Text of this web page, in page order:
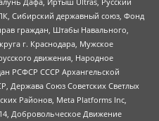
Сибирский державный союз, Фонд
граждан, Штабы Навального,
г. Краснодара, Мужское
движения, Народное
РСФСР СССР Архангельской
Держава Союз Советских Светлых
Районов, Meta Platforms Inc,
Добровольческое Движение